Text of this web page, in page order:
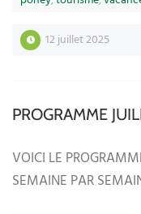
12 juillet 2025
PROGRAMME
VOICI LE
SEMAINE PAR